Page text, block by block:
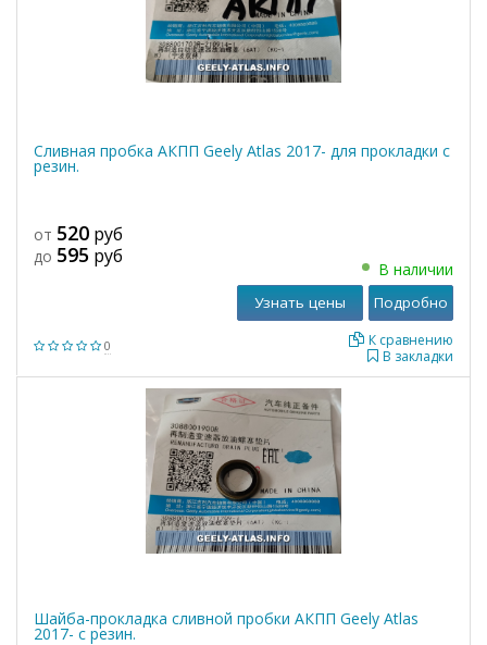
Сливная пробка АКПП Geely Atlas 2017- для прокладки с
резин.
0
от 520 руб
до 595 руб
В наличии
В закладки
К сравнению
Узнать цены Подробно
Шайба-прокладка сливной пробки АКПП Geely Atlas
2017- с резин.